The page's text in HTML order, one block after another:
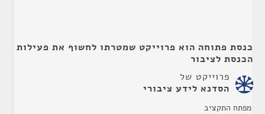
כנסת פתוחה הוא פרוייקט שמטרתו לחשוף את פעילות
הכנסת לציבור
פרוייקט של
הסדנא לידע ציבורי
מפתח התקציב